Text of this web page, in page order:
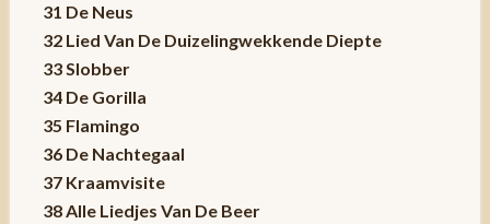
31 De Neus
32 Lied Van De Duizelingwekkende Diepte
33 Slobber
34 De Gorilla
35 Flamingo
36 De Nachtegaal
37 Kraamvisite
38 Alle Liedjes Van De Beer